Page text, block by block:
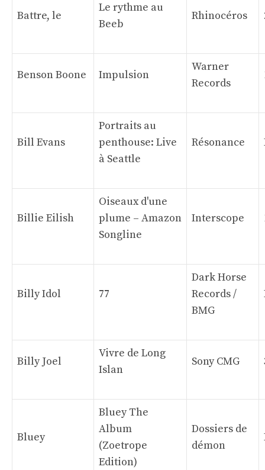
Battre, le
Le rythme au
Beeb
Rhinocéros
Benson Boone Impulsion
Warner
Records
Bill Evans
Portraits au
penthouse: Live
à Seattle
Résonance
Billie Eilish
Oiseaux d'une
plume – Amazon
Songline
Interscope
Billy Idol 77
Dark Horse
Records /
BMG
Billy Joel
Vivre de Long
Islan
Sony CMG
Bluey
Bluey The
Album
(Zoetrope
Edition)
Dossiers de
démon